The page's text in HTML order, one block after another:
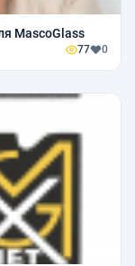
MascoGlass
77 0